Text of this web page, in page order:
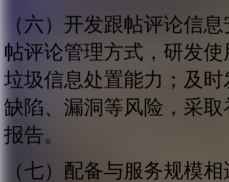
（六）开发跟帖评论信
帖评论管理方式，研发
垃圾信息处置能力；及
缺陷、漏洞等风险，采
报告。
（七）配备与服务规模